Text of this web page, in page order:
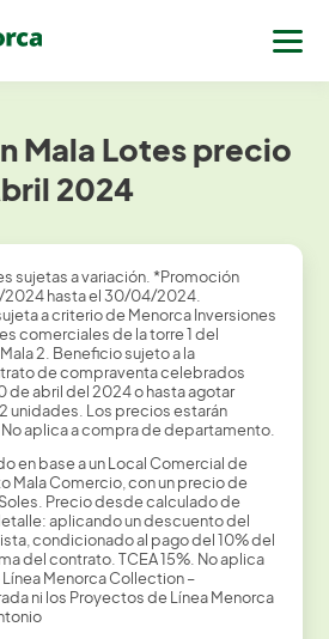
Mala Lotes precio
2024
sujetas a variación. *Promoción
hasta el 30/04/2024.
a criterio de Menorca Inversiones
comerciales de la torre 1 del
2. Beneficio sujeto a la
de compraventa celebrados
de abril del 2024 o hasta agotar
unidades. Los precios estarán
aplica a compra de departamento.
en base a un Local Comercial de
Mala Comercio, con un precio de
Precio desde calculado de
aplicando un descuento del
condicionado al pago del 10% del
del contrato. TCEA 15%. No aplica
Menorca Collection –
ni los Proyectos de Línea Menorca